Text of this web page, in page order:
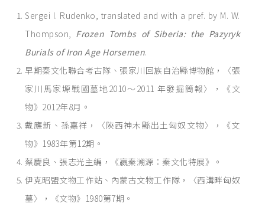
Sergei I. Rudenko, translated and with a pref. by M. W.
Thompson, Frozen Tombs of Siberia: the Pazyryk
Burials of Iron Age Horsemen.
早期秦文化聯合考古隊、張家川回族自治縣博物館，〈張
家川馬家塬戰國墓地2010～2011 年發掘簡報〉，《文
物》2012年8月。
戴應新、孫嘉祥，〈陝西神木縣出土匈奴文物〉，《文
物》1983年第12期。
蔡慶良、張志光主編，《嬴秦溯源：秦文化特展》。
伊克昭盟文物工作站、內蒙古文物工作隊，〈西溝畔匈奴
墓〉，《文物》1980第7期。